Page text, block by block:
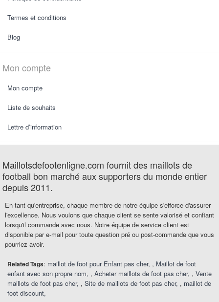
Termes et conditions
Blog
Mon compte
Mon compte
Liste de souhaits
Lettre d’information
Maillotsdefootenligne.com fournit des maillots de
football bon marché aux supporters du monde entier
depuis 2011.
En tant qu'entreprise, chaque membre de notre équipe s'efforce d'assurer
l'excellence. Nous voulons que chaque client se sente valorisé et confiant
lorsqu'il commande avec nous. Notre équipe de service client est
disponible par e-mail pour toute question pré ou post-commande que vous
pourriez avoir.
Related Tags: maillot de foot pour Enfant pas cher , Maillot de foot
enfant avec son propre nom , Acheter maillots de foot pas cher , Vente
maillots de foot pas cher , Site de maillots de foot pas cher , maillot de
foot discount